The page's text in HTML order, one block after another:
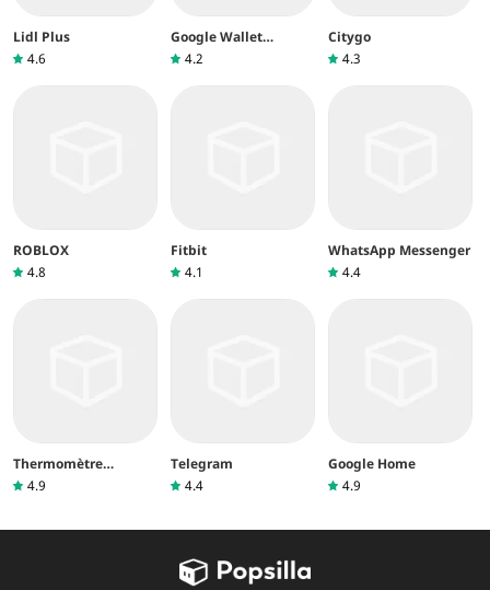
Lidl Plus
4.6
Google Wallet
(Google Pay)
4.2
Citygo
4.3
ROBLOX
4.8
Fitbit
4.1
WhatsApp Messenger
4.4
Thermomètre
intérieur
4.9
Telegram
4.4
Google Home
4.9